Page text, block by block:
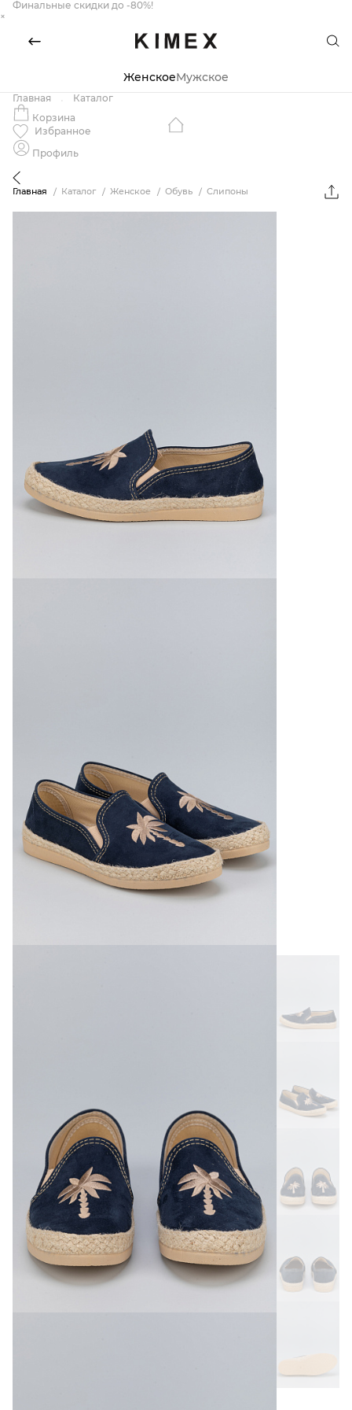
Финальные скидки до -80%!
×
ЖенскоеМужское
Главная
Каталог
Корзина
Избранное
Профиль
Главная Каталог Женское Обувь Слипоны